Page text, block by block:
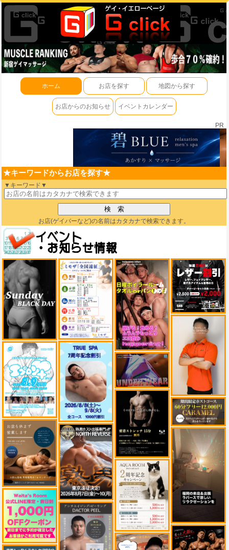
ホーム お店を探す 地図から探す
お店からのお知らせ イベントカレンダー
PR
★キーワードからお店を探す★
▼キーワード▼
お店(ゲイバーなど)の名前はカタカナで検索できます。